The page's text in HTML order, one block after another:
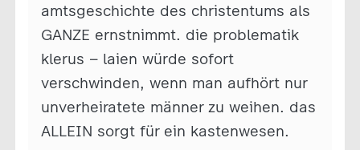
amtsgeschichte des christentums als
GANZE ernstnimmt. die problematik
klerus – laien würde sofort
verschwinden, wenn man aufhört nur
unverheiratete männer zu weihen. das
ALLEIN sorgt für ein kastenwesen.